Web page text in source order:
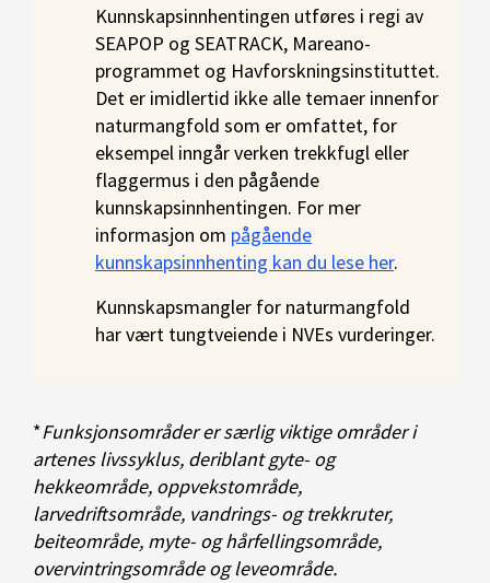
Kunnskapsinnhentingen utføres i regi av
SEAPOP og SEATRACK, Mareano-
programmet og Havforskningsinstituttet.
Det er imidlertid ikke alle temaer innenfor
naturmangfold som er omfattet, for
eksempel inngår verken trekkfugl eller
flaggermus i den pågående
kunnskapsinnhentingen. For mer
informasjon om pågående
kunnskapsinnhenting kan du lese her.
Kunnskapsmangler for naturmangfold
har vært tungtveiende i NVEs vurderinger.
*Funksjonsområder er særlig viktige områder i
artenes livssyklus, deriblant gyte- og
hekkeområde, oppvekstområde,
larvedriftsområde, vandrings- og trekkruter,
beiteområde, myte- og hårfellingsområde,
overvintringsområde og leveområde.